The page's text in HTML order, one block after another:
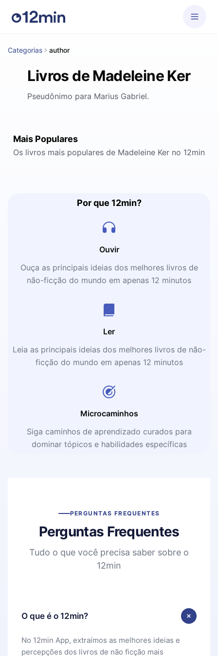
Categorias author
Livros de Madeleine Ker
Pseudônimo para Marius Gabriel.
Mais Populares
Os livros mais populares de Madeleine Ker no 12min
Por que 12min?
Ouvir
Ouça as principais ideias dos melhores livros de
não-ficção do mundo em apenas 12 minutos
Ler
Leia as principais ideias dos melhores livros de não-
ficção do mundo em apenas 12 minutos
Microcaminhos
Siga caminhos de aprendizado curados para
dominar tópicos e habilidades específicas
PERGUNTAS FREQUENTES
Perguntas Frequentes
Tudo o que você precisa saber sobre o
12min
O que é o 12min?
No 12min App, extraímos as melhores ideias e
percepções dos livros de não ficção mais